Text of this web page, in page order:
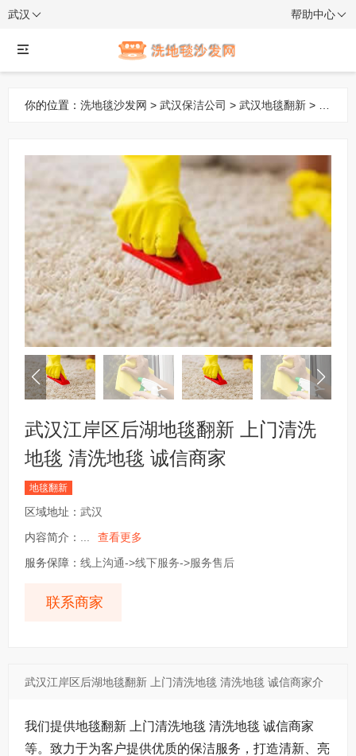
武汉 帮助中心
你的位置： 洗地毯沙发网 > 武汉保洁公司 > 武汉地毯翻新 > 武
武汉江岸区后湖地毯翻新 上门清洗
地毯 清洗地毯 诚信商家
地毯翻新
区域地址： 武汉
内容简介：
查看更多
服务保障： 线上沟通->线下服务->服务售后
联系商家
武汉江岸区后湖地毯翻新 上门清洗地毯 清洗地毯 诚信商家介
我们提供地毯翻新 上门清洗地毯 清洗地毯 诚信商家
等。致力于为客户提供优质的保洁服务，打造清新、亮